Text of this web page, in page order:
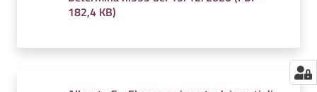
182,4 KB)